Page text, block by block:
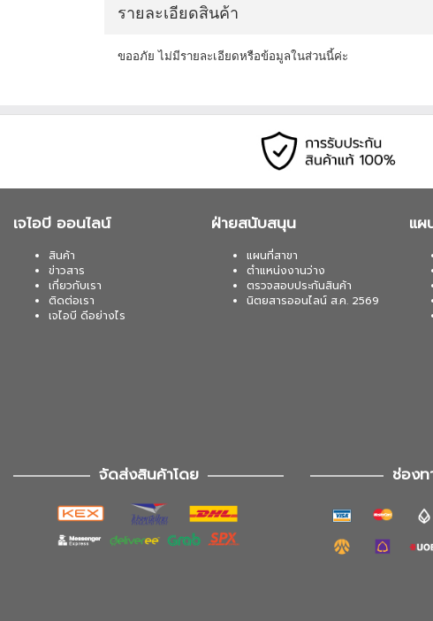
รายละเอียดสินค้า
ขออภัย ไม่มีรายละเอียดหรือข้อมูลในส่วนนี้ค่ะ
เจไอบี ออนไลน์
สินค้า
ข่าวสาร
เกี่ยวกับเรา
ติดต่อเรา
เจไอบี ดีอย่างไร
ฝ่ายสนับสนุน
แผนที่สาขา
ตำแหน่งงานว่าง
ตรวจสอบประกันสินค้า
นิตยสารออนไลน์ ส.ค. 2569
แผ
จัดส่งสินค้าโดย ช่องท